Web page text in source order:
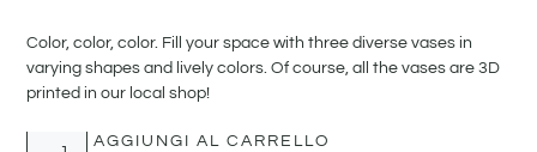
Color, color, color. Fill your space with three diverse vases in
varying shapes and lively colors. Of course, all the vases are 3D
printed in our local shop!
AGGIUNGI AL CARRELLO